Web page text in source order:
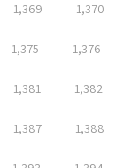
1,369 1,370
1,375 1,376
1,381 1,382
1,387 1,388